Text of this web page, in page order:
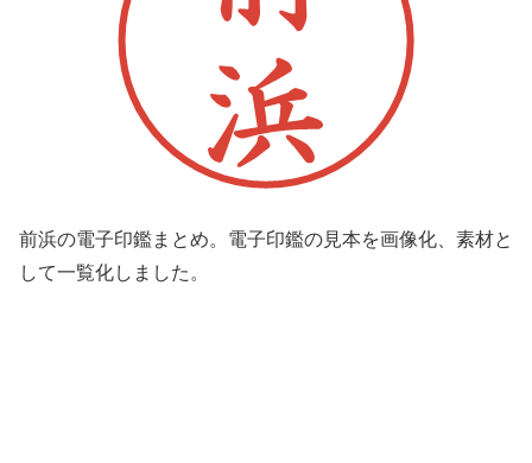
前浜の電子印鑑まとめ。電子印鑑の見本を画像化、素材と
して一覧化しました。